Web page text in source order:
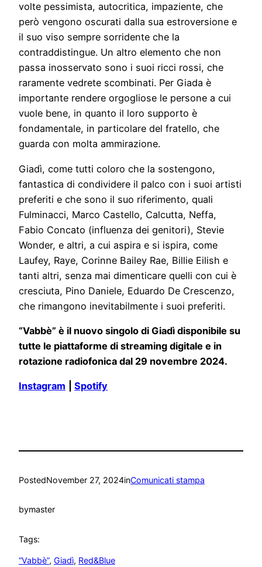
volte pessimista, autocritica, impaziente, che
però vengono oscurati dalla sua estroversione e
il suo viso sempre sorridente che la
contraddistingue. Un altro elemento che non
passa inosservato sono i suoi ricci rossi, che
raramente vedrete scombinati. Per Giada è
importante rendere orgogliose le persone a cui
vuole bene, in quanto il loro supporto è
fondamentale, in particolare del fratello, che
guarda con molta ammirazione.
Giadì, come tutti coloro che la sostengono,
fantastica di condividere il palco con i suoi artisti
preferiti e che sono il suo riferimento, quali
Fulminacci, Marco Castello, Calcutta, Neffa,
Fabio Concato (influenza dei genitori), Stevie
Wonder, e altri, a cui aspira e si ispira, come
Laufey, Raye, Corinne Bailey Rae, Billie Eilish e
tanti altri, senza mai dimenticare quelli con cui è
cresciuta, Pino Daniele, Eduardo De Crescenzo,
che rimangono inevitabilmente i suoi preferiti.
“Vabbè” è il nuovo singolo di Giadì disponibile su
tutte le piattaforme di streaming digitale e in
rotazione radiofonica dal 29 novembre 2024.
Instagram Spotify
PostedNovember 27, 2024inComunicati stampa
bymaster
Tags:
“Vabbè”, Giadì, Red&Blue